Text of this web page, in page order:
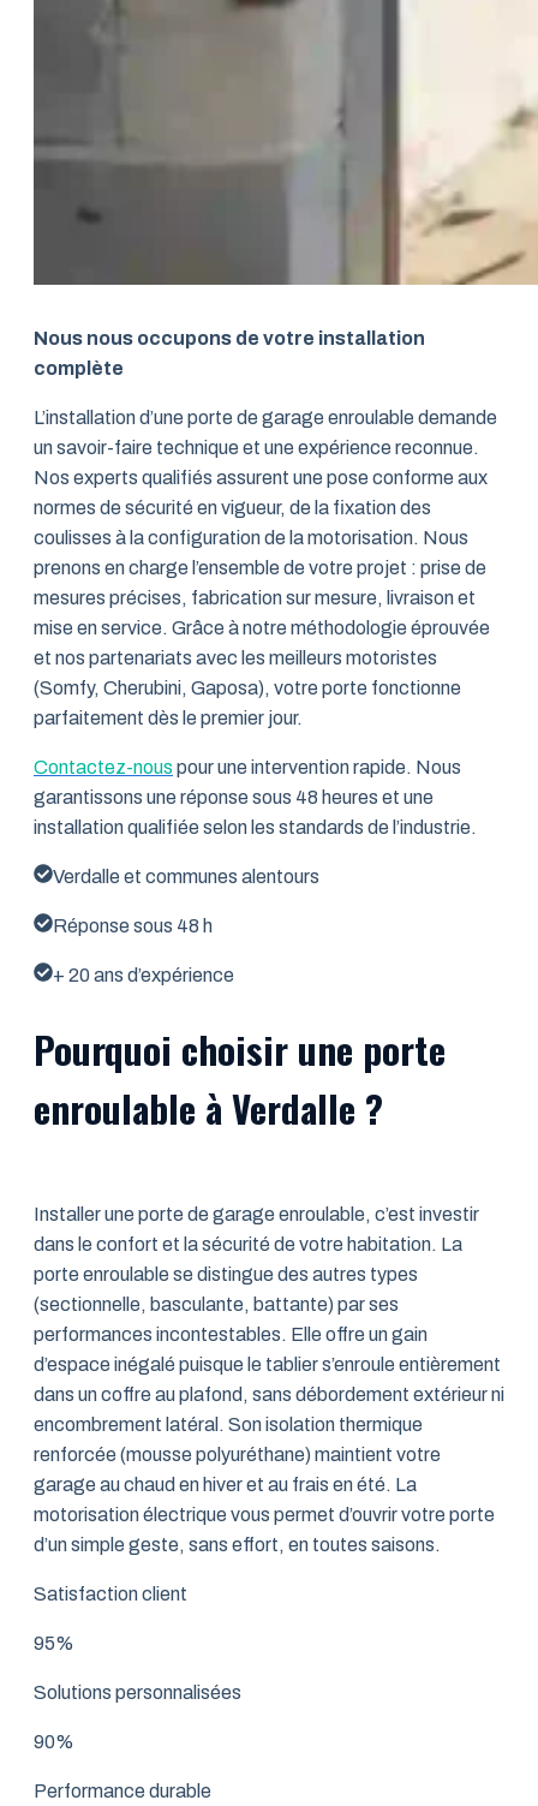
Nous nous occupons de votre installation
complète
L’installation d’une porte de garage enroulable demande
un savoir-faire technique et une expérience reconnue.
Nos experts qualifiés assurent une pose conforme aux
normes de sécurité en vigueur, de la fixation des
coulisses à la configuration de la motorisation. Nous
prenons en charge l’ensemble de votre projet : prise de
mesures précises, fabrication sur mesure, livraison et
mise en service. Grâce à notre méthodologie éprouvée
et nos partenariats avec les meilleurs motoristes
(Somfy, Cherubini, Gaposa), votre porte fonctionne
parfaitement dès le premier jour.
Contactez-nous pour une intervention rapide. Nous
garantissons une réponse sous 48 heures et une
installation qualifiée selon les standards de l’industrie.
Verdalle et communes alentours
Réponse sous 48 h
+ 20 ans d’expérience
Pourquoi choisir une porte
enroulable à Verdalle ?
Installer une porte de garage enroulable, c’est investir
dans le confort et la sécurité de votre habitation. La
porte enroulable se distingue des autres types
(sectionnelle, basculante, battante) par ses
performances incontestables. Elle offre un gain
d’espace inégalé puisque le tablier s’enroule entièrement
dans un coffre au plafond, sans débordement extérieur ni
encombrement latéral. Son isolation thermique
renforcée (mousse polyuréthane) maintient votre
garage au chaud en hiver et au frais en été. La
motorisation électrique vous permet d’ouvrir votre porte
d’un simple geste, sans effort, en toutes saisons.
Satisfaction client
95%
Solutions personnalisées
90%
Performance durable